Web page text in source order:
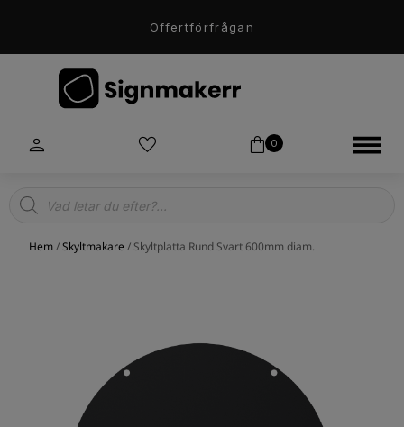
Offertförfrågan
0
Products
search
Hem/Skyltmakare / Skyltplatta Rund Svart 600mm diam.